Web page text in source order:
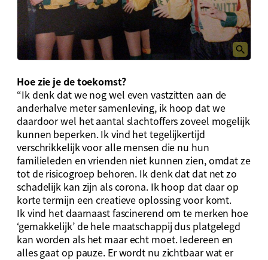
Hoe zie je de toekomst?
“Ik denk dat we nog wel even vastzitten aan de
anderhalve meter samenleving, ik hoop dat we
daardoor wel het aantal slachtoffers zoveel mogelijk
kunnen beperken. Ik vind het tegelijkertijd
verschrikkelijk voor alle mensen die nu hun
familieleden en vrienden niet kunnen zien, omdat ze
tot de risicogroep behoren. Ik denk dat dat net zo
schadelijk kan zijn als corona. Ik hoop dat daar op
korte termijn een creatieve oplossing voor komt.
Ik vind het daarnaast fascinerend om te merken hoe
‘gemakkelijk’ de hele maatschappij dus platgelegd
kan worden als het maar echt moet. Iedereen en
alles gaat op pauze. Er wordt nu zichtbaar wat er